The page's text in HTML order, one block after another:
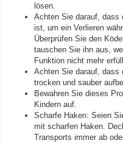
lösen.
Achten Sie darauf, dass
ist, um ein Verlieren
Überprüfen Sie den
tauschen Sie ihn aus,
Funktion nicht mehr
Achten Sie darauf, dass
trocken und sauber
Bewahren Sie dieses
Kindern auf.
Scharfe Haken: Seien
mit scharfen Haken.
Transports immer ab